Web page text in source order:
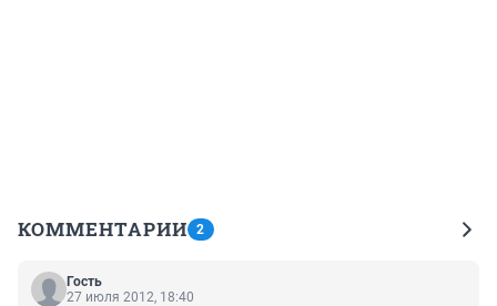
КОММЕНТАРИИ 2
Гость
27 июля 2012, 18:40